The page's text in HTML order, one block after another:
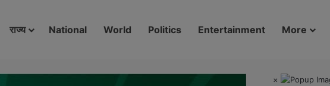
राज्य National World Politics Entertainment More
×